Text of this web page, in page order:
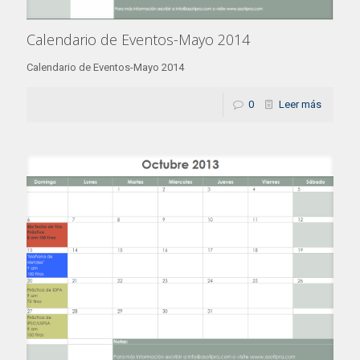
Calendario de Eventos-Mayo 2014
Calendario de Eventos-Mayo 2014
0 Leer más